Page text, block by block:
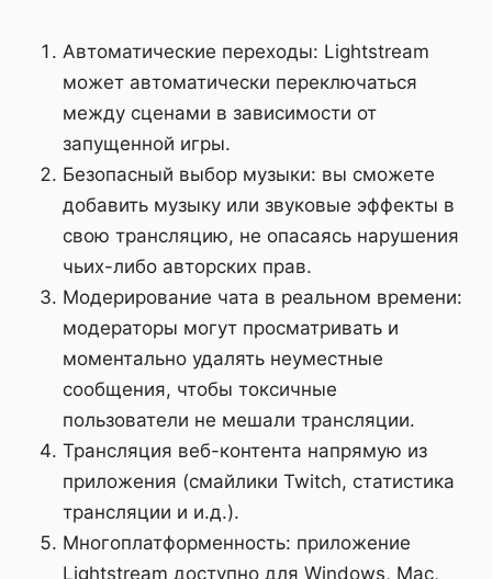
Автоматические переходы: Lightstream
может автоматически переключаться
между сценами в зависимости от
запущенной игры.
Безопасный выбор музыки: вы сможете
добавить музыку или звуковые эффекты в
свою трансляцию, не опасаясь нарушения
чьих-либо авторских прав.
Модерирование чата в реальном времени:
модераторы могут просматривать и
моментально удалять неуместные
сообщения, чтобы токсичные
пользователи не мешали трансляции.
Трансляция веб-контента напрямую из
приложения (смайлики Twitch, статистика
трансляции и и.д.).
Многоплатформенность: приложение
Lightstream доступно для Windows, Mac,